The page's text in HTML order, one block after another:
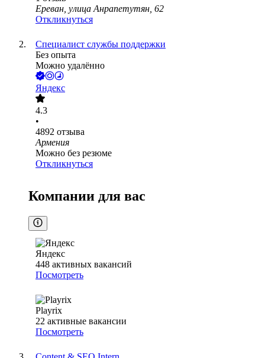
Ереван, улица Анрапетутян, 62
Откликнуться
Специалист службы поддержки
Без опыта
Можно удалённо
Яндекс
4.3
•
4892 отзыва
Армения
Можно без резюме
Откликнуться
Компании для вас
Яндекс
448 активных вакансий
Посмотреть
Playrix
22 активные вакансии
Посмотреть